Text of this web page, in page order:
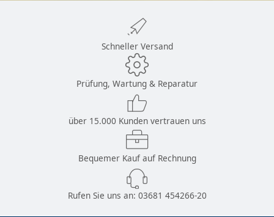
Schneller Versand
Prüfung, Wartung & Reparatur
über 15.000 Kunden vertrauen uns
Bequemer Kauf auf Rechnung
Rufen Sie uns an: 03681 454266-20